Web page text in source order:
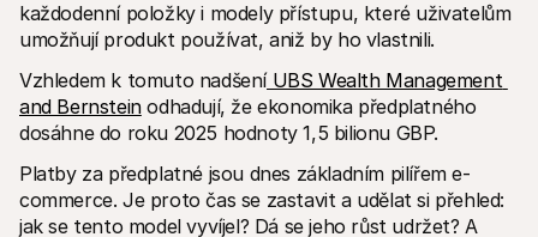
každodenní položky i modely přístupu, které uživatelům
umožňují produkt používat, aniž by ho vlastnili.
Vzhledem k tomuto nadšení UBS Wealth Management
and Bernstein odhadují, že ekonomika předplatného
dosáhne do roku 2025 hodnoty 1,5 bilionu GBP.
Platby za předplatné jsou dnes základním pilířem e-
commerce. Je proto čas se zastavit a udělat si přehled:
jak se tento model vyvíjel? Dá se jeho růst udržet? A